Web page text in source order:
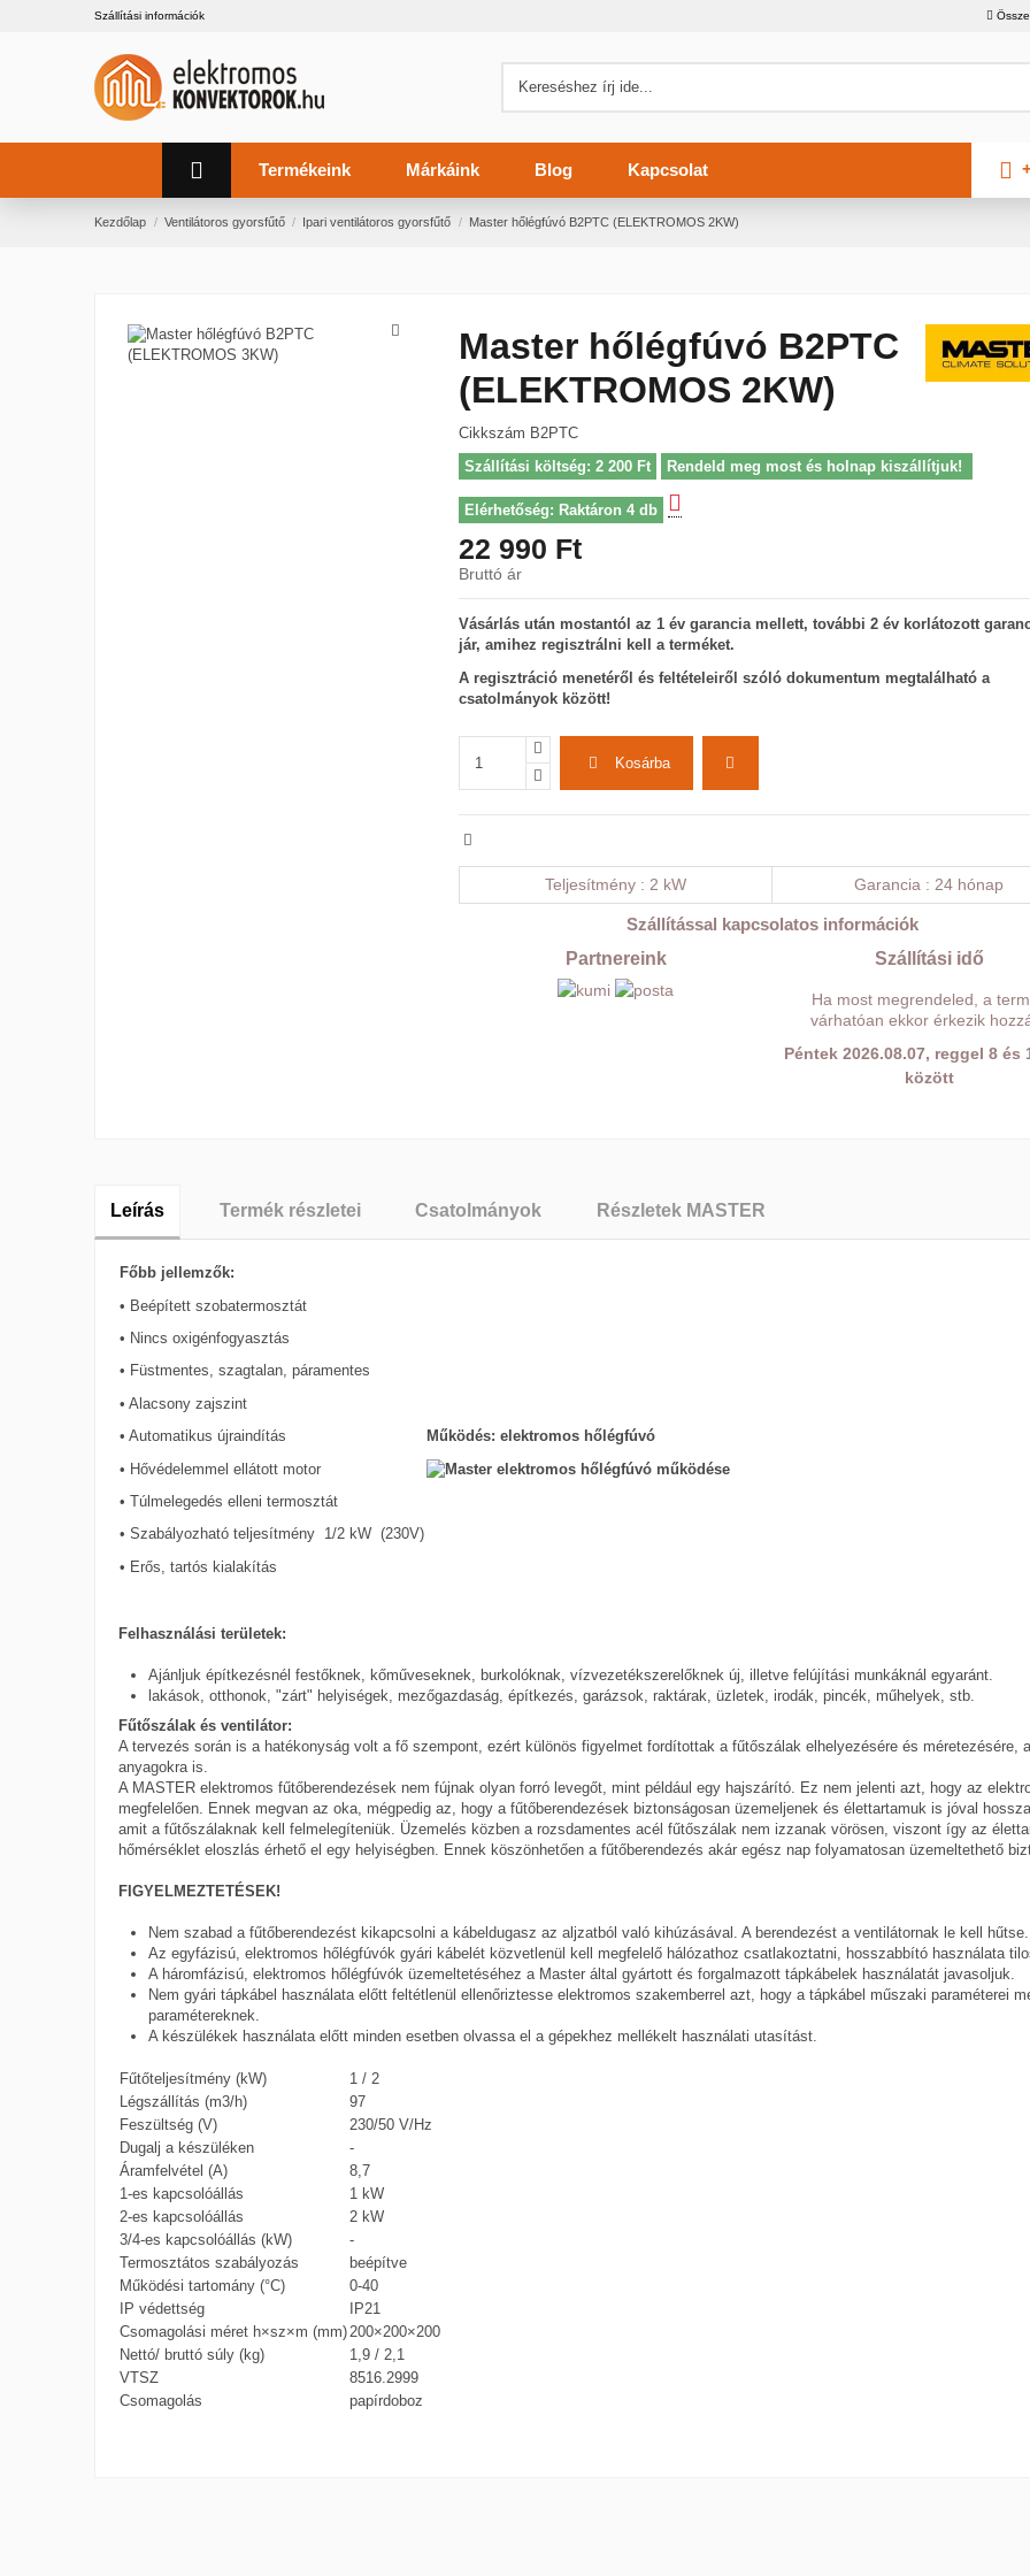
Szállítási információk
Termékeink Márkáink Blog Kapcsolat
Kezdőlap Ventilátoros gyorsfűtő Ipari ventilátoros gyorsfűtő Master hőlégfúvó B2PTC (ELEKTROMOS 2KW)
Master hőlégfúvó B2PTC
(ELEKTROMOS 2KW)
Cikkszám B2PTC
Szállítási költség: 2 200 Ft
Rendeld meg most és holnap kiszállítjuk!
Elérhetőség: Raktáron 4 db
22 990 Ft
Bruttó ár
Vásárlás után mostantól az 1 év garancia mellett, további 2 év korlátozott
jár, amihez regisztrálni kell a terméket.
A regisztráció menetéről és feltételeiről szóló dokumentum megtalálható a
csatolmányok között!
Kosárba
Teljesítmény 2 kW Garancia 24 hónap
Szállítással kapcsolatos információk
Partnereink Szállítási idő
Ha most megrendeled, a
várhatóan ekkor érkezik
Péntek 2026.08.07, reggel 8 és
között
Leírás Termék részletei Csatolmányok Részletek MASTER
Főbb jellemzők:
• Beépített szobatermosztát
• Nincs oxigénfogyasztás
• Füstmentes, szagtalan, páramentes
• Alacsony zajszint
• Automatikus újraindítás
• Hővédelemmel ellátott motor
• Túlmelegedés elleni termosztát
• Szabályozható teljesítmény 1/2 kW (230V)
• Erős, tartós kialakítás
Működés: elektromos hőlégfúvó
Felhasználási területek:
Ajánljuk építkezésnél festőknek, kőműveseknek, burkolóknak, vízvezetékszerelőknek új, illetve felújítási munkáknál egyaránt.
lakások, otthonok, "zárt" helyiségek, mezőgazdaság, építkezés, garázsok, raktárak, üzletek, irodák, pincék, műhelyek, stb.
Fűtőszálak és ventilátor:
A tervezés során is a hatékonyság volt a fő szempont, ezért különös figyelmet fordítottak a fűtőszálak elhelyezésére és méretezésére,
anyagokra is.
A MASTER elektromos fűtőberendezések nem fújnak olyan forró levegőt, mint például egy hajszárító. Ez nem jelenti azt, hogy az
megfelelően. Ennek megvan az oka, mégpedig az, hogy a fűtőberendezések biztonságosan üzemeljenek és élettartamuk is jóval
amit a fűtőszálaknak kell felmelegíteniük. Üzemelés közben a rozsdamentes acél fűtőszálak nem izzanak vörösen, viszont így az
hőmérséklet eloszlás érhető el egy helyiségben. Ennek köszönhetően a fűtőberendezés akár egész nap folyamatosan üzemeltethető
FIGYELMEZTETÉSEK!
Nem szabad a fűtőberendezést kikapcsolni a kábeldugasz az aljzatból való kihúzásával. A berendezést a ventilátornak le kell
Az egyfázisú, elektromos hőlégfúvók gyári kábelét közvetlenül kell megfelelő hálózathoz csatlakoztatni, hosszabbító használata
A háromfázisú, elektromos hőlégfúvók üzemeltetéséhez a Master által gyártott és forgalmazott tápkábelek használatát javasoljuk.
Nem gyári tápkábel használata előtt feltétlenül ellenőriztesse elektromos szakemberrel azt, hogy a tápkábel műszaki paraméterei
paramétereknek.
A készülékek használata előtt minden esetben olvassa el a gépekhez mellékelt használati utasítást.
Fűtőteljesítmény (kW)
1 / 2
Légszállítás (m3/h)
97
Feszültség (V)
230/50 V/Hz
Dugalj a készüléken
-
Áramfelvétel (A)
8,7
1-es kapcsolóállás
1 kW
2-es kapcsolóállás
2 kW
3/4-es kapcsolóállás (kW)
-
Termosztátos szabályozás
beépítve
Működési tartomány (°C)
0-40
IP védettség
IP21
Csomagolási méret h×sz×m (mm)200×200×200
Nettó/ bruttó súly (kg)
1,9 / 2,1
VTSZ
8516.2999
Csomagolás
papírdoboz